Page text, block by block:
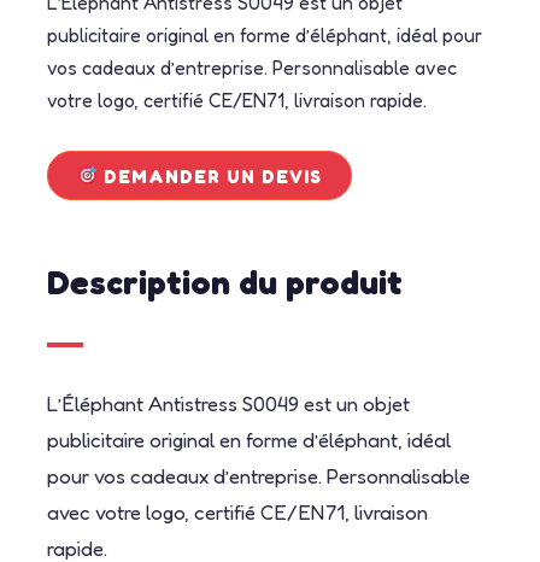
publicitaire original en forme d’éléphant, idéal pour
vos cadeaux d’entreprise. Personnalisable avec
votre logo, certifié CE/EN71, livraison rapide.
DEMANDER UN DEVIS
Description du produit
L’Éléphant Antistress S0049 est un objet
publicitaire original en forme d’éléphant, idéal
pour vos cadeaux d’entreprise. Personnalisable
avec votre logo, certifié CE/EN71, livraison
rapide.